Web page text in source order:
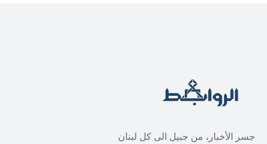
جسر الأخبار، من جبيل الى كل لبنان